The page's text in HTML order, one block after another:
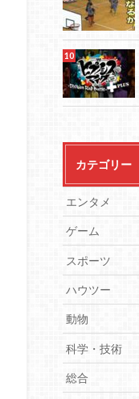
カテゴリー
エンタメ
ゲーム
スポーツ
ハウツー
動物
科学・技術
総合